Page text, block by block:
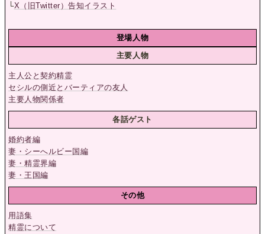
└X（旧Twitter）告知イラスト
登場人物
主要人物
主人公と契約精霊
セシルの側近とバーティアの友人
主要人物関係者
各話ゲスト
婚約者編
妻・シーへルビー国編
妻・精霊界編
妻・王国編
その他
用語集
精霊について